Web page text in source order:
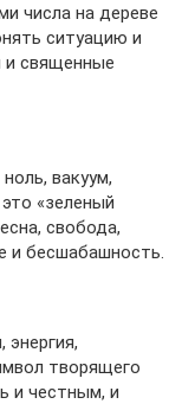
числа на дереве
ситуацию и
и священные
вакуум,
«зеленый
свобода,
и бесшабашность.
творящего
и честным, и